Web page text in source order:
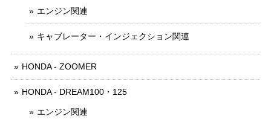
エンジン関連
キャブレーター・インジェクション関連
HONDA - ZOOMER
HONDA - DREAM100・125
エンジン関連